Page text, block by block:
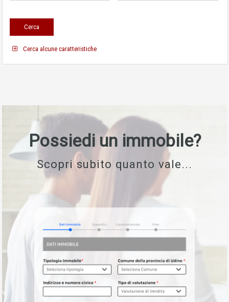
Cerca alcune caratteristiche
Possiedi un immobile?
Scopri subito quanto vale...